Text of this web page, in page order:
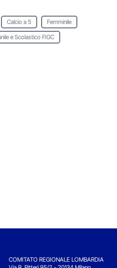
Calcio a 5 Femminile
e Scolastico FIGC
COMITATO REGIONALE LOMBARDIA